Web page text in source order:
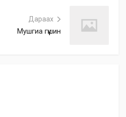
Дараах
Мушгиа гүүшин